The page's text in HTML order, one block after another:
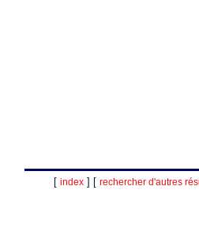
[ index] [ rechercher d'autres